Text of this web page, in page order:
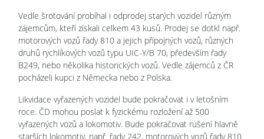
Vedle šrotování probíhal i odprodej starých vozidel různým
zájemcům, kteří získali celkem 43 kusů. Prodej se dotkl např.
motorových vozů řady 810 a jejich přípojných vozů, různých
druhů rychlíkových vozů typu UIC-Y/B 70, především řady
B249, nebo několika historických vozů. Vedle zájemců z ČR
pocházeli kupci z Německa nebo z Polska.
Likvidace vyřazených vozidel bude pokračovat i v letošním
roce. ČD mohou poslat k fyzickému rozložení až 500
vyřazených vozů a lokomotiv. Bude pokračovat rušení hlavně
starších lokomotiv, např. řady 242, motorových vozů řady 810